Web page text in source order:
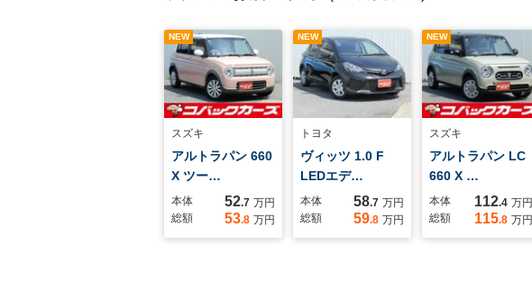
NEW
スズキ
アルトラパン 660
X ツー…
本体 52.7 万円
総額
53.8 万円
NEW
トヨタ
ヴィッツ 1.0 F
LEDエデ…
本体 58.7 万円
総額
59.8 万円
NEW
スズキ
アルトラパン LC
660 X …
本体 112.4 万円
総額
115.8 万円